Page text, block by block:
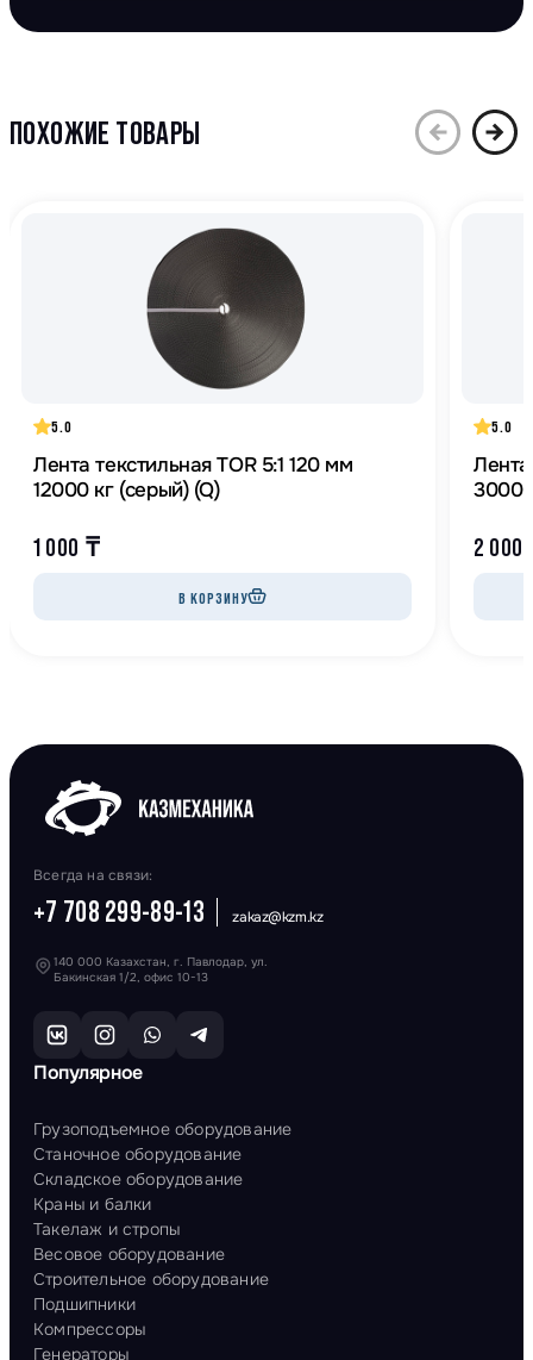
ПОХОЖИЕ ТОВАРЫ
5.0
Лента текстильная TOR 5:1 120 мм
12000 кг (серый) (Q)
1 000 ₸
В КОРЗИНУ
5.0
2 000
Всегда на связи:
+7 708 299-89-13 zakaz@kzm.kz
140 000 Казахстан, г. Павлодар, ул.
Бакинская 1/2, офис 10-13
Популярное
Грузоподъемное оборудование
Станочное оборудование
Складское оборудование
Краны и балки
Такелаж и стропы
Весовое оборудование
Строительное оборудование
Подшипники
Компрессоры
Генераторы